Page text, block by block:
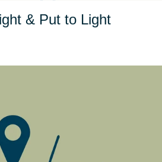
& Put to Light